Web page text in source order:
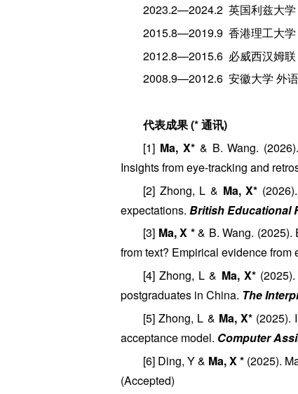
2023.2—2024.2 英国利兹大学
2015.8—2019.9 香港理工大学
2012.8—2015.6 必威西汉姆联
2008.9—2012.6 安徽大学 外
代表成果 (* 通讯)
[1] Ma, X*& B. Wang.
Insights from eye-tracking and
[2] Zhong, L & Ma, X*
expectations. British Educational
[3] Ma, X *& B. Wang. (2025).
from text? Empirical evidence from
[4] Zhong, L & Ma, X*(2025).
postgraduates in China. The
[5] Zhong, L & Ma, X* (2025).
acceptance model. Computer
[6] Ding, Y & Ma, X * (2025).
(Accepted)